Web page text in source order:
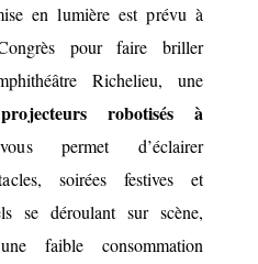
en lumière est prévu à
pour faire briller
Richelieu, une
projecteurs robotisés à
permet d’éclairer
soirées festives et
se déroulant sur scène,
faible consommation